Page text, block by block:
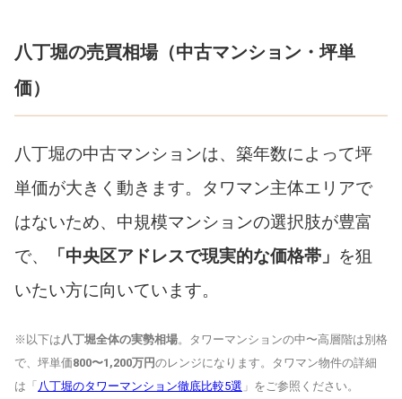
八丁堀の売買相場（中古マンション・坪単
価）
八丁堀の中古マンションは、築年数によって坪
単価が大きく動きます。タワマン主体エリアで
はないため、中規模マンションの選択肢が豊富
で、
「中央区アドレスで現実的な価格帯」 を狙
いたい方に向いています。
※以下は八丁堀全体の実勢相場。タワーマンションの中〜高層階は別格
で、坪単価800〜1,200万円のレンジになります。タワマン物件の詳細
は「 八丁堀のタワーマンション徹底比較5選 」をご参照ください。